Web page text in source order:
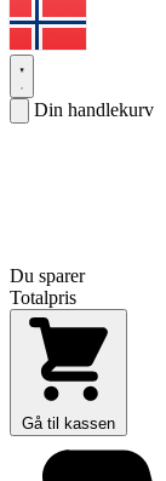
Din handlekurv
Du sparer
Totalpris
Gå til kassen